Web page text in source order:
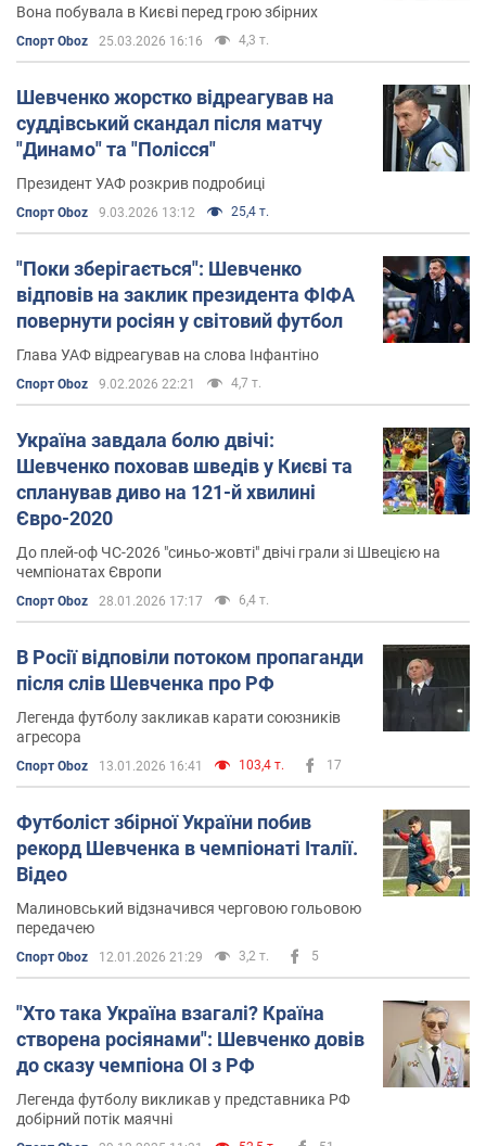
Вона побувала в Києві перед грою збірних
Спорт Oboz 25.03.2026 16:16 4,3 т.
Шевченко жорстко відреагував на
суддівський скандал після матчу
"Динамо" та "Полісся"
Президент УАФ розкрив подробиці
Спорт Oboz 9.03.2026 13:12 25,4 т.
"Поки зберігається": Шевченко
відповів на заклик президента ФІФА
повернути росіян у світовий футбол
Глава УАФ відреагував на слова Інфантіно
Спорт Oboz 9.02.2026 22:21 4,7 т.
Україна завдала болю двічі:
Шевченко поховав шведів у Києві та
спланував диво на 121-й хвилині
Євро-2020
До плей-оф ЧС-2026 "синьо-жовті" двічі грали зі Швецією на
чемпіонатах Європи
Спорт Oboz 28.01.2026 17:17 6,4 т.
В Росії відповіли потоком пропаганди
після слів Шевченка про РФ
Легенда футболу закликав карати союзників
агресора
Спорт Oboz 13.01.2026 16:41 103,4 т. 17
Футболіст збірної України побив
рекорд Шевченка в чемпіонаті Італії.
Відео
Малиновський відзначився черговою гольовою
передачею
Спорт Oboz 12.01.2026 21:29 3,2 т. 5
"Хто така Україна взагалі? Країна
створена росіянами": Шевченко довів
до сказу чемпіона ОІ з РФ
Легенда футболу викликав у представника РФ
добірний потік маячні